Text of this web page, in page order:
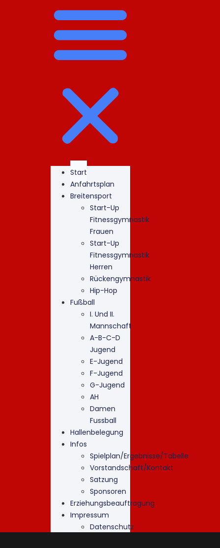
Start
Anfahrtsplan
Breitensport
Start-Up
Fitnessgymnastik
Frauen
Start-Up
Fitnessgymnastik
Herren
Rückengymnastik
Hip-Hop
Fußball
I. Und II.
Mannschaft
A-B-C-D
Jugend
E-Jugend
F-Jugend
G-Jugend
AH
Damen
Fussball
Hallenbelegung
Infos
Spielplan/Ergebnisse/Tabelle
Vorstandschaft/Kontakt
Satzung
Sponsoren
Erziehungsbeauftragung
Impressum
Datenschutz